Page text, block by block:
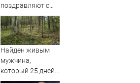
поздравляют с
беременностью
Найден живым
мужчина,
который 25 дней
блуждал по тайге